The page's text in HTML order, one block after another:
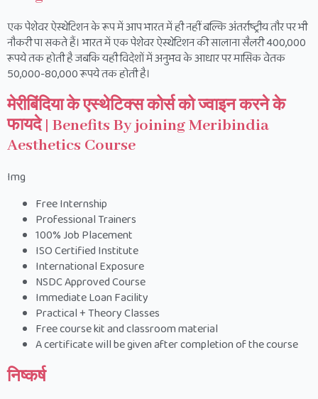
एक पेशेवर ऐस्थेटिशन के रूप में आप भारत में ही नहीं बल्कि अंतर्राष्ट्रीय तौर पर भी
नौकरी पा सकते हैं। भारत में एक पेशेवर ऐस्थेटिशन की सालाना सैलरी 400,000
रूपये तक होती है जबकि यही विदेशों में अनुभव के आधार पर मासिक वेतक
50,000-80,000 रूपये तक होती है।
मेरीबिंदिया के एस्थेटिक्स कोर्स को ज्वाइन करने के
फायदे | Benefits By joining Meribindia
Aesthetics Course
Img
Free Internship
Professional Trainers
100% Job Placement
ISO Certified Institute
International Exposure
NSDC Approved Course
Immediate Loan Facility
Practical + Theory Classes
Free course kit and classroom material
A certificate will be given after completion of the course
निष्कर्ष